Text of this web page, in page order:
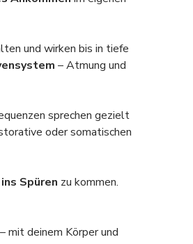
und wirken bis in tiefe
– Atmung und
sprechen gezielt
oder somatischen
Spüren zu kommen.
– mit deinem Körper und